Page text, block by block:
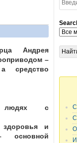
Андрея
–
средство
с
здоровья и
основной
С
О